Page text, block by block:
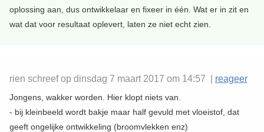
oplossing aan, dus ontwikkelaar en fixeer in één. Wat er in zit en
wat dat voor resultaat oplevert, laten ze niet echt zien.
rien schreef op dinsdag 7 maart 2017 om 14:57 | reageer
Jongens, wakker worden. Hier klopt niets van.
- bij kleinbeeld wordt bakje maar half gevuld met vloeistof, dat
geeft ongelijke ontwikkeling (broomvlekken enz)